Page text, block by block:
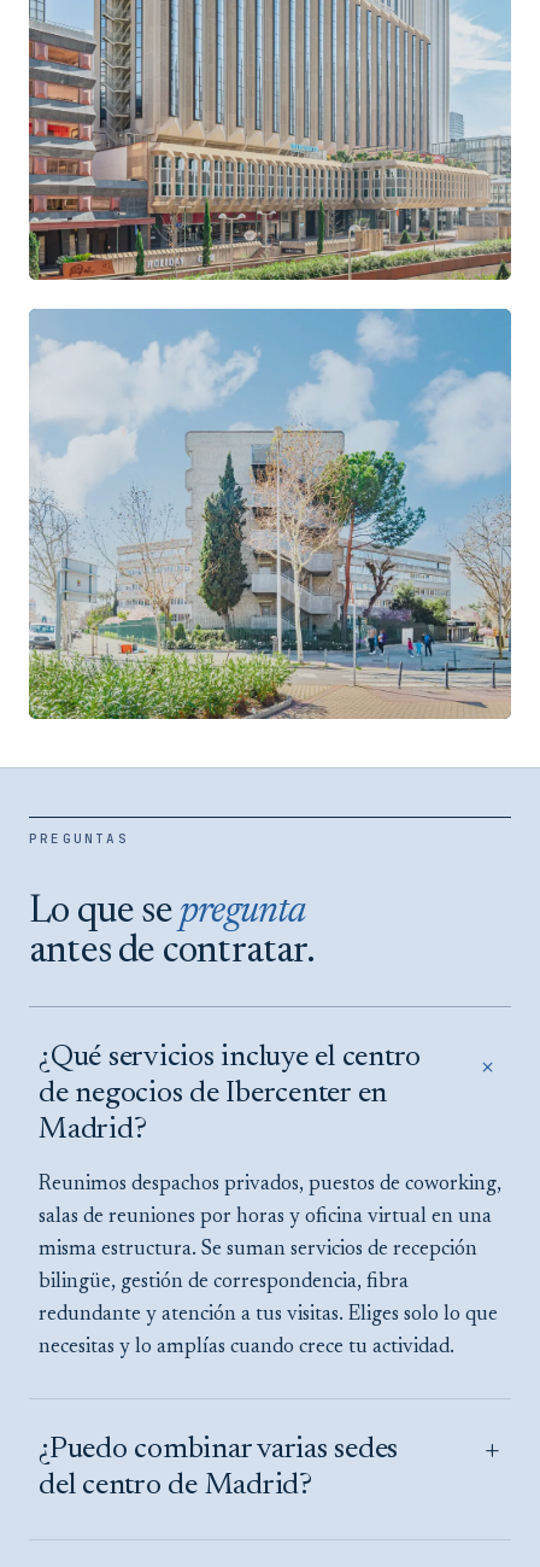
Azca
CASTELLANA · NUEVOS MINISTERIOS
Velázquez
VER SEDE →
PREGUNTAS
Lo que se pregunta
antes de contratar.
¿Qué servicios incluye el centro
de negocios de Ibercenter en
Madrid?
+
Reunimos despachos privados, puestos de coworking,
salas de reuniones por horas y oficina virtual en una
misma estructura. Se suman servicios de recepción
bilingüe, gestión de correspondencia, fibra
redundante y atención a tus visitas. Eliges solo lo que
necesitas y lo amplías cuando crece tu actividad.
¿Puedo combinar varias sedes
del centro de Madrid?
+